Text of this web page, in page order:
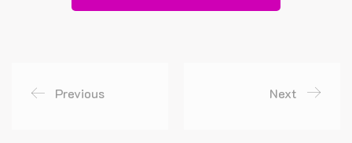
Previous Next